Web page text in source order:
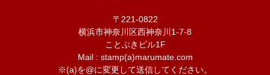
〒221-0822
横浜市神奈川区西神奈川1-7-8
ことぶきビル1F
Mail : stamp(a)marumate.com
※(a)を@に変更して送信してください。